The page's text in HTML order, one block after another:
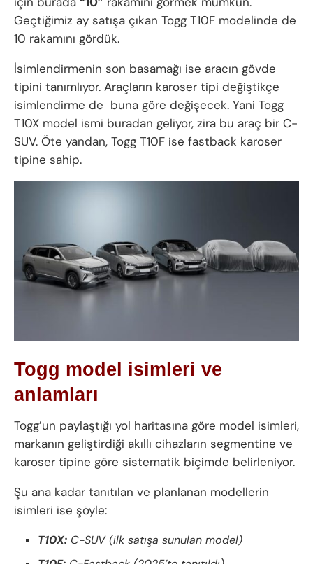
Geçtiğimiz ay satışa çıkan Togg T10F modelinde de
10 rakamını gördük.
İsimlendirmenin son basamağı ise aracın gövde
tipini tanımlıyor. Araçların karoser tipi değiştikçe
isimlendirme de buna göre değişecek. Yani Togg
T10X model ismi buradan geliyor, zira bu araç bir C-
SUV. Öte yandan, Togg T10F ise fastback karoser
tipine sahip.
Togg model isimleri ve
anlamları
Togg’un paylaştığı yol haritasına göre model isimleri,
markanın geliştirdiği akıllı cihazların segmentine ve
karoser tipine göre sistematik biçimde belirleniyor.
Şu ana kadar tanıtılan ve planlanan modellerin
isimleri ise şöyle:
T10X: C-SUV (ilk satışa sunulan model)